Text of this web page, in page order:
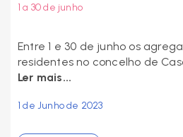
1 a 30 de junho
Entre 1 e 30 de junho os
residentes no concelho de
Ler mais...
1 de Junho de 2023